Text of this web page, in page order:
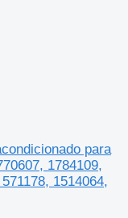
para
1784109,
1514064,